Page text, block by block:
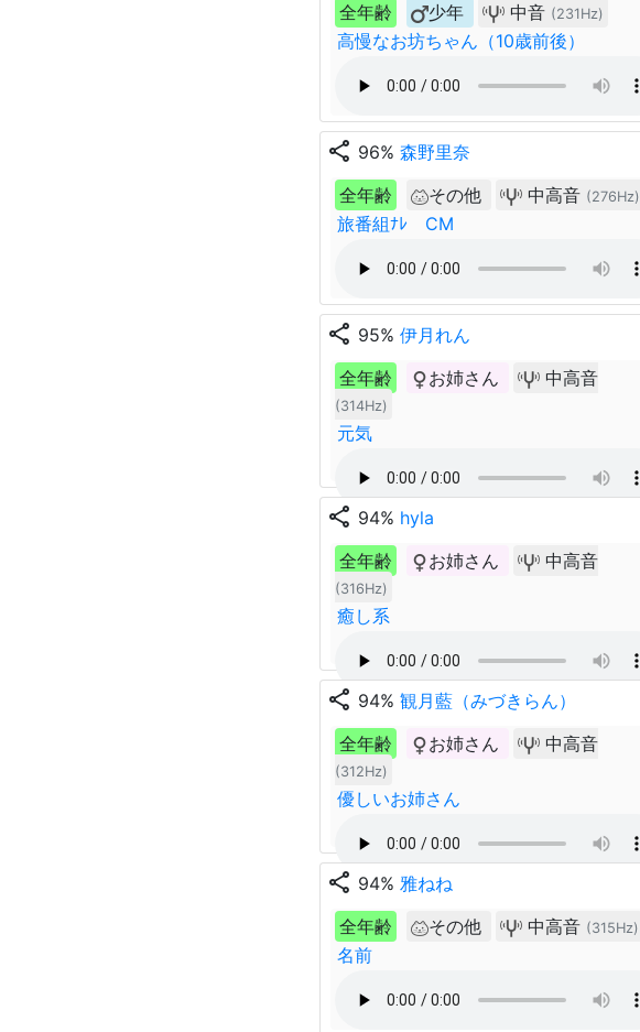
全年齢
少年 中音 (231Hz)
高慢なお坊ちゃん（10歳前後）
share 96% 森野里奈
全年齢
その他 中高音 (276Hz)
旅番組ﾅﾚ CM
share 95% 伊月れん
全年齢
お姉さん 中高音
(314Hz)
元気
share 94% hyla
全年齢
お姉さん 中高音
(316Hz)
癒し系
share 94% 観月藍（みづきらん）
全年齢
お姉さん 中高音
(312Hz)
優しいお姉さん
share 94% 雅ねね
全年齢
その他 中高音 (315Hz)
名前